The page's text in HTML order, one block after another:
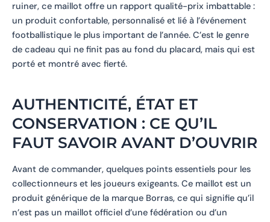
ruiner, ce maillot offre un rapport qualité-prix imbattable :
un produit confortable, personnalisé et lié à l’événement
footballistique le plus important de l’année. C’est le genre
de cadeau qui ne finit pas au fond du placard, mais qui est
porté et montré avec fierté.
AUTHENTICITÉ, ÉTAT ET
CONSERVATION : CE QU’IL
FAUT SAVOIR AVANT D’OUVRIR
Avant de commander, quelques points essentiels pour les
collectionneurs et les joueurs exigeants. Ce maillot est un
produit générique de la marque Borras, ce qui signifie qu’il
n’est pas un maillot officiel d’une fédération ou d’un